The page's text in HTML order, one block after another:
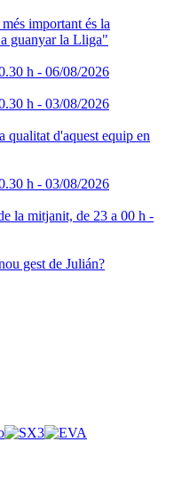
important és la
guanyar la Lliga"
h - 06/08/2026
h - 03/08/2026
qualitat d'aquest equip en
h - 03/08/2026
la mitjanit, de 23 a 00 h -
gest de Julián?